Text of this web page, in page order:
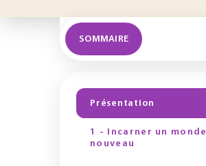
SOMMAIRE
Présentation
1 - Incarner un monde
nouveau